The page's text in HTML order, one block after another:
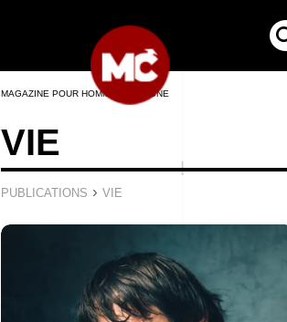
MAGAZINE POUR HOMMES EN LIGNE
VIE
PUBLICATIONS › VIE